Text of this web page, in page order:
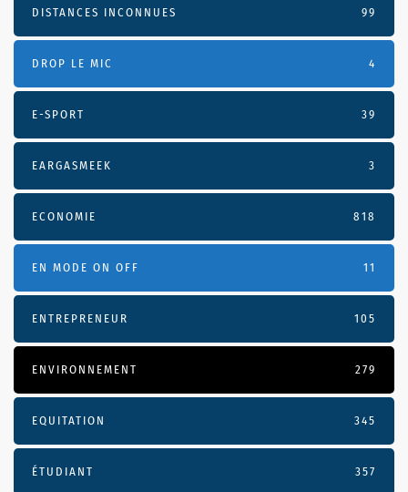
DISTANCES INCONNUES 99
DROP LE MIC 4
E-SPORT 39
EARGASMEEK 3
ECONOMIE 818
EN MODE ON OFF 11
ENTREPRENEUR 105
ENVIRONNEMENT 279
EQUITATION 345
ÉTUDIANT 357